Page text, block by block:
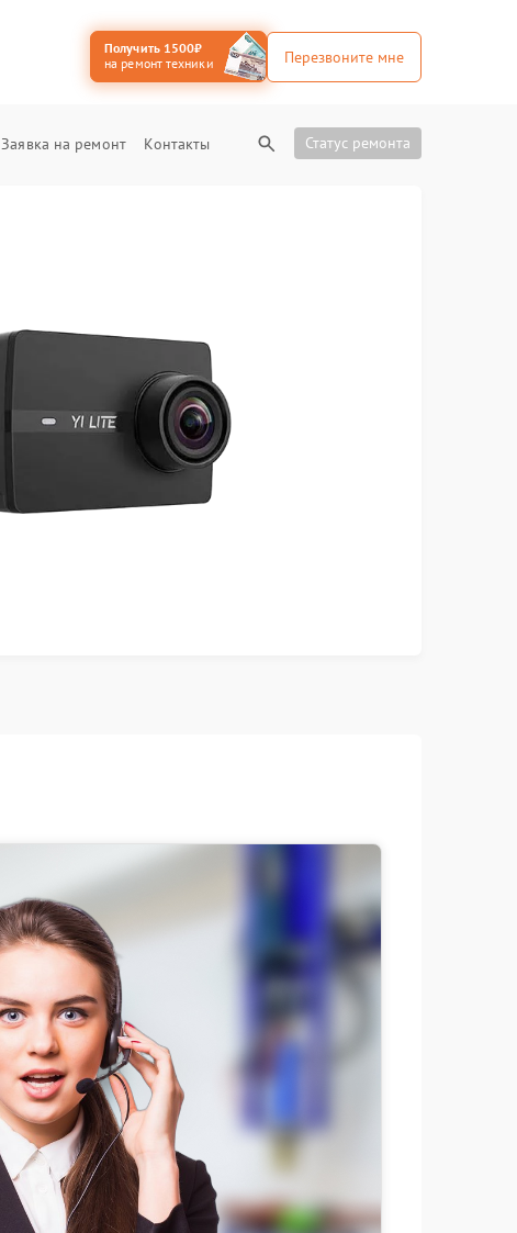
Получить 1500₽
на ремонт техники
Перезвоните мне
Заявка на ремонт Контакты Статус ремонта